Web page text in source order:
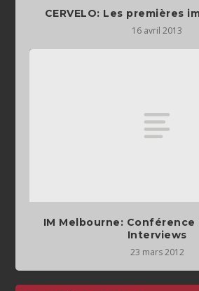
CERVELO: Les premières
16 avril 2013
IM Melbourne: Conférence
Interviews
23 mars 2012